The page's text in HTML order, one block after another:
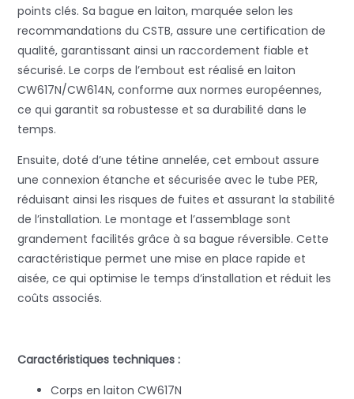
points clés. Sa bague en laiton, marquée selon les
recommandations du CSTB, assure une certification de
qualité, garantissant ainsi un raccordement fiable et
sécurisé. Le corps de l’embout est réalisé en laiton
CW617N/CW614N, conforme aux normes européennes,
ce qui garantit sa robustesse et sa durabilité dans le
temps.
Ensuite, doté d’une tétine annelée, cet embout assure
une connexion étanche et sécurisée avec le tube PER,
réduisant ainsi les risques de fuites et assurant la stabilité
de l’installation. Le montage et l’assemblage sont
grandement facilités grâce à sa bague réversible. Cette
caractéristique permet une mise en place rapide et
aisée, ce qui optimise le temps d’installation et réduit les
coûts associés.
Caractéristiques techniques :
Corps en laiton CW617N